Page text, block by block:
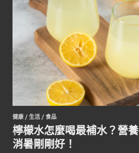
健康 / 生活 / 食品
檸檬水怎麼喝最補水？營
消暑剛剛好！